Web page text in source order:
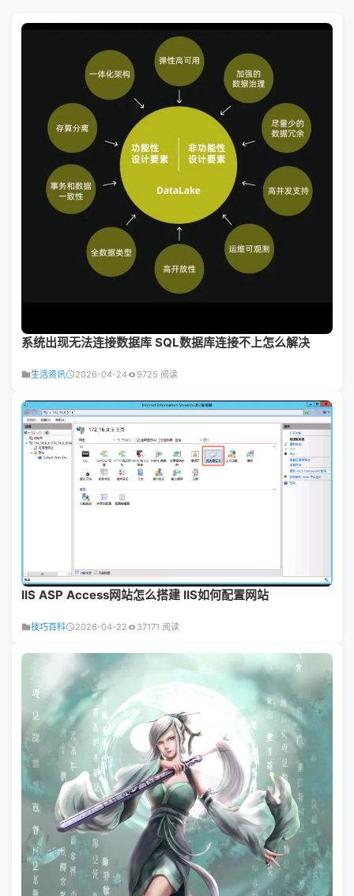
系统出现无法连接数据库 SQL数据库连接不上怎么解决
生活资讯 2026-04-24 9725 阅读
IIS ASP Access网站怎么搭建 IIS如何配置网站
技巧百科 2026-04-22 37171 阅读